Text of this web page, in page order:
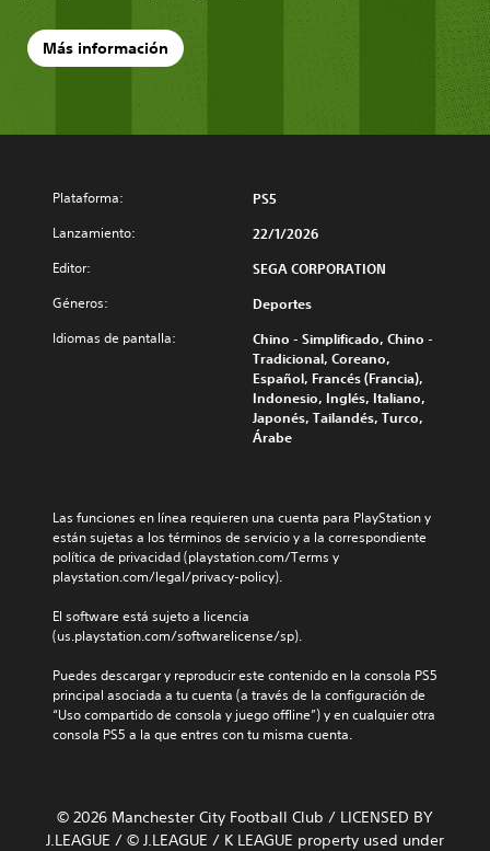
Más información
Plataforma: PS5
Lanzamiento: 22/1/2026
Editor: SEGA CORPORATION
Géneros: Deportes
Idiomas de pantalla:
Chino - Simplificado, Chino -
Tradicional, Coreano,
Español, Francés (Francia),
Indonesio, Inglés, Italiano,
Japonés, Tailandés, Turco,
Árabe
Las funciones en línea requieren una cuenta para PlayStation y
están sujetas a los términos de servicio y a la correspondiente
política de privacidad (playstation.com/Terms y
playstation.com/legal/privacy-policy).
El software está sujeto a licencia
(us.playstation.com/softwarelicense/sp).
Puedes descargar y reproducir este contenido en la consola PS5
principal asociada a tu cuenta (a través de la configuración de
“Uso compartido de consola y juego offline”) y en cualquier otra
consola PS5 a la que entres con tu misma cuenta.
© 2026 Manchester City Football Club / LICENSED BY
J.LEAGUE / © J.LEAGUE / K LEAGUE property used under